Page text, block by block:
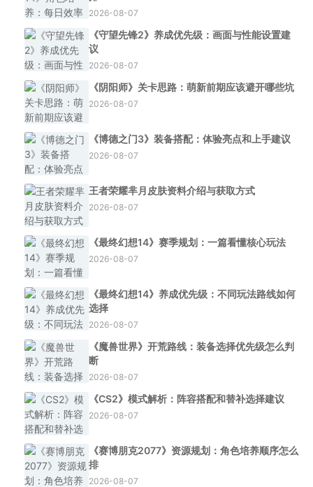
2026-08-07
《守望先锋2》养成优先级：画面与性能设置建
议
2026-08-07
《阴阳师》关卡思路：萌新前期应该避开哪些坑
2026-08-07
《博德之门3》装备搭配：体验亮点和上手建议
2026-08-07
王者荣耀芈月皮肤资料介绍与获取方式
2026-08-07
《最终幻想14》赛季规划：一篇看懂核心玩法
2026-08-07
《最终幻想14》养成优先级：不同玩法路线如何
选择
2026-08-07
《魔兽世界》开荒路线：装备选择优先级怎么判
断
2026-08-07
《CS2》模式解析：阵容搭配和替补选择建议
2026-08-07
《赛博朋克2077》资源规划：角色培养顺序怎么
排
2026-08-07